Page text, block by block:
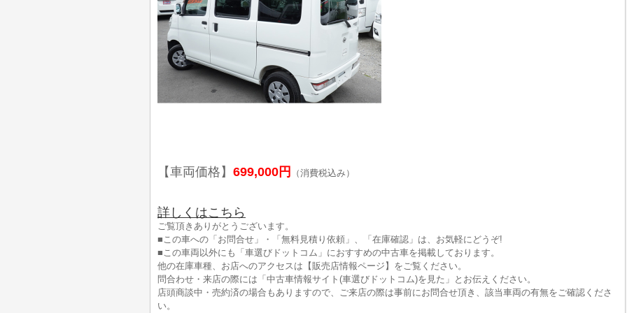
【車両価格】 699,000円 （消費税込み）
詳しくはこちら
ご覧頂きありがとうございます。
■この車への「お問合せ」・「無料見積り依頼」、「在庫確認」は、お気軽にどうぞ!
■この車両以外にも「車選びドットコム」におすすめの中古車を掲載しております。
他の在庫車種、お店へのアクセスは【販売店情報ページ】をご覧ください。
問合わせ・来店の際には「中古車情報サイト(車選びドットコム)を見た」とお伝えください。
店頭商談中・売約済の場合もありますので、ご来店の際は事前にお問合せ頂き、該当車両の有無をご確認くださ
い。